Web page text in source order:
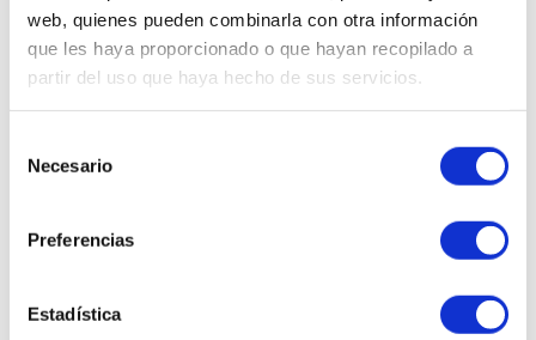
web, quienes pueden combinarla con otra información
que les haya proporcionado o que hayan recopilado a
partir del uso que haya hecho de sus servicios.
Necesario
Preferencias
Estadística
ampollas Oxigenating & Pollution Protector. Este potente
tratamiento ofrece protección contra la contaminación, los rayos
UVA/UVB y los agentes externos, además de reparar las pieles
COMPRAR URBAN RESPONSE SELVERT
es una firma cosmética profesional que emplea
los activos más eficaces existentes y agua termal en sus
superficie cutánea, dejándola brillante y joven. Su líneaUrban
Responsees perfecta para evitar el estrés oxidativo y limpiar